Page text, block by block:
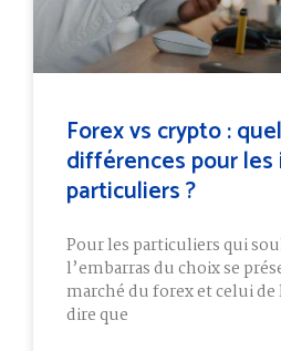
Forex vs crypto :
différences pour
particuliers ?
Pour les particuliers qui
l’embarras du choix se
marché du forex et celui
dire que